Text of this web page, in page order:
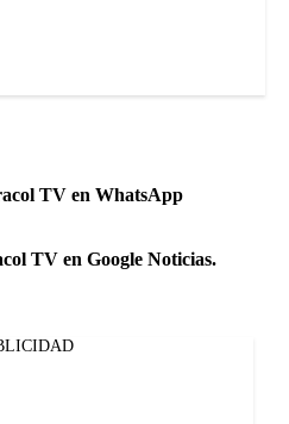
TV en WhatsApp
TV en Google Noticias.